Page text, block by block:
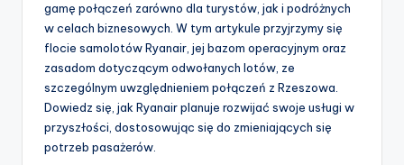
gamę połączeń zarówno dla turystów, jak i podróżnych
w celach biznesowych. W tym artykule przyjrzymy się
flocie samolotów Ryanair, jej bazom operacyjnym oraz
zasadom dotyczącym odwołanych lotów, ze
szczególnym uwzględnieniem połączeń z Rzeszowa.
Dowiedz się, jak Ryanair planuje rozwijać swoje usługi w
przyszłości, dostosowując się do zmieniających się
potrzeb pasażerów.